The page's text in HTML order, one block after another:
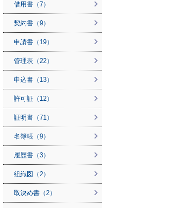
借用書（7）
契約書（9）
申請書（19）
管理表（22）
申込書（13）
許可証（12）
証明書（71）
名簿帳（9）
履歴書（3）
組織図（2）
取決め書（2）